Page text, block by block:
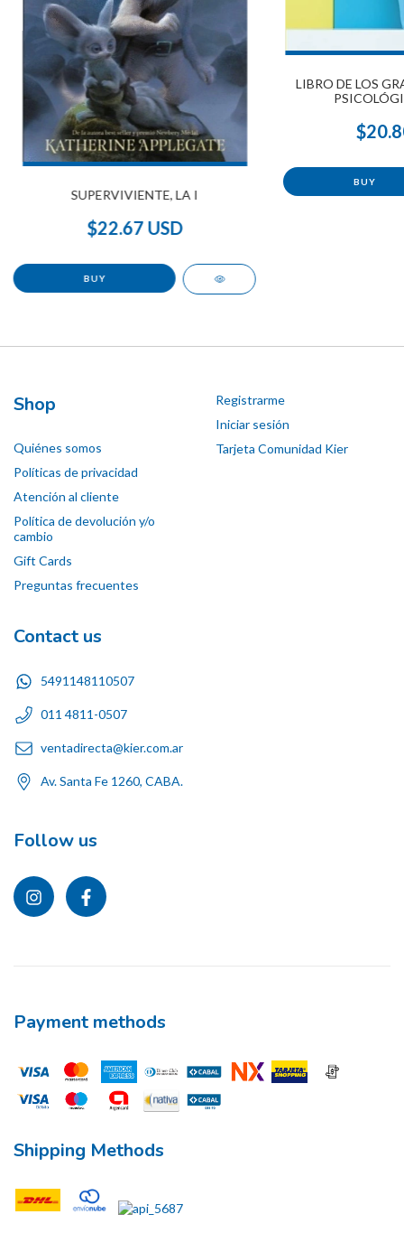
SUPERVIVIENTE, LA I
$22.67 USD
LIBRO DE LOS
Shop
Quiénes somos
Políticas de privacidad
Atención al cliente
Política de devolución y/o
cambio
Gift Cards
Preguntas frecuentes
Registrarme
Iniciar sesión
Tarjeta Comunidad Kier
Contact us
5491148110507
011 4811-0507
ventadirecta@kier.com.ar
Av. Santa Fe 1260, CABA.
Follow us
Payment methods
Shipping Methods